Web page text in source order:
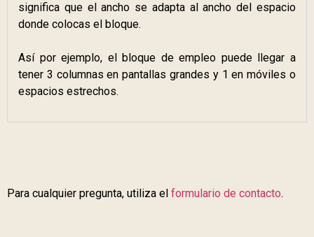
significa que el ancho se adapta al ancho del espacio
donde colocas el bloque.
Así por ejemplo, el bloque de empleo puede llegar a
tener 3 columnas en pantallas grandes y 1 en móviles o
espacios estrechos.
Para cualquier pregunta, utiliza el formulario de contacto.